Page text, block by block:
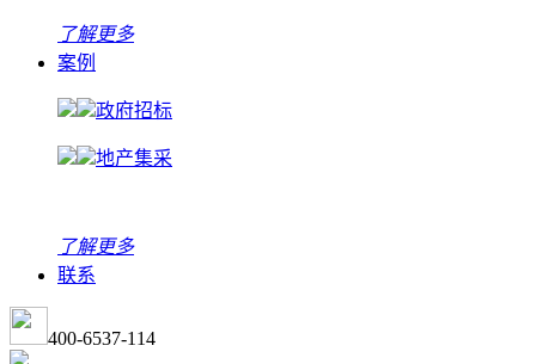
了解更多
案例
政府招标
地产集采
了解更多
联系
400-6537-114